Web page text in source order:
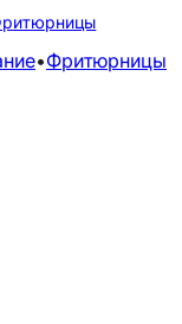
•Фритюрницы